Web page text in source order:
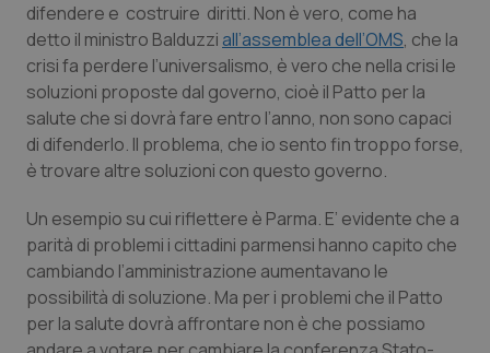
Puglia
Sardegna
Sicilia
Umbria
Valle D’Aosta
Malattie rare
Malattia di Crohn & Rettocolite Ulcerosa
Neuroscienze & patologie neurodegenerative
Oftalmologia
Oncodermatologia
difendere e costruire diritti. Non è vero, come ha
detto il ministro Balduzzi all’assemblea dell’OMS, che la
crisi fa perdere l’universalismo, è vero che nella crisi le
soluzioni proposte dal governo, cioè il Patto per la
salute che si dovrà fare entro l’anno, non sono capaci
di difenderlo. Il problema, che io sento fin troppo forse,
è trovare altre soluzioni con questo governo.
Un esempio su cui riflettere è Parma. E’ evidente che a
parità di problemi i cittadini parmensi hanno capito che
cambiando l’amministrazione aumentavano le
possibilità di soluzione. Ma per i problemi che il Patto
per la salute dovrà affrontare non è che possiamo